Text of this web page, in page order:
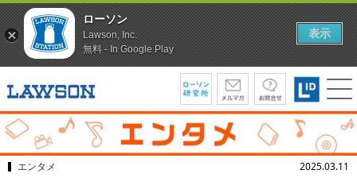
エンタメ 2025.03.11
ローソン
Lawson, Inc.
無料 - In Google Play
表示